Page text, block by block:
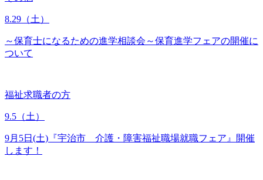
8.29 （土）
～保育士になるための進学相談会～保育進学フェアの開催に
ついて
福祉求職者の方
9.5 （土）
9月5日(土)『宇治市 介護・障害福祉職場就職フェア』開催
します！